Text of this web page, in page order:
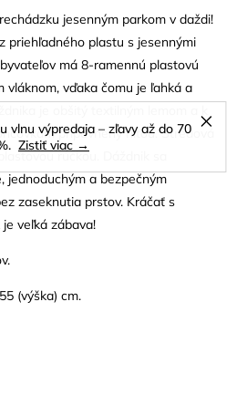
vlnu výpredaja – zľavy až do 70
Zistiť viac →
jesenným parkom v daždi!
priehľadného plastu s jesennými
má 8-ramennú plastovú
vláknom, vďaka čomu je ľahká a
je obšitý textilným lemom a k
pripevnený niťou. Stredová
rúčkou. Dáždnik sa
jednoduchým a bezpečným
zaseknutia prstov. Kráčať s
veľká zábava!
(výška) cm.